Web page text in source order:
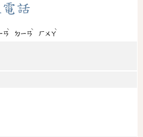
話
ㄢ
ˋ
ㄉㄧㄢ
ˋ
ㄏㄨㄚ
ˋ